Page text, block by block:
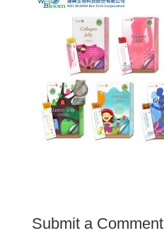
Submit a Comment